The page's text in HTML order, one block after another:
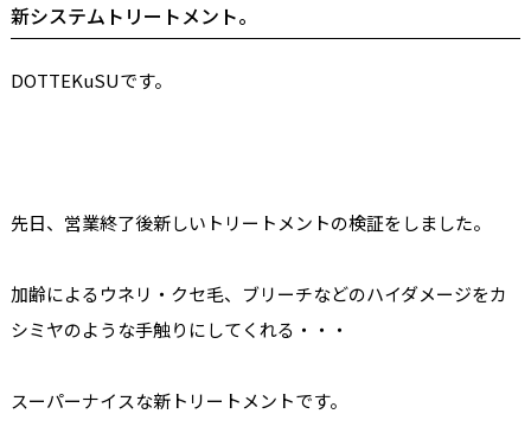
新システムトリートメント。
DOTTEKuSUです。
先日、営業終了後新しいトリートメントの検証をしました。
加齢によるウネリ・クセ毛、ブリーチなどのハイダメージをカ
シミヤのような手触りにしてくれる・・・
スーパーナイスな新トリートメントです。